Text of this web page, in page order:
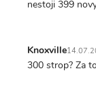
nestoji 399
Knoxville
300 strop? Za